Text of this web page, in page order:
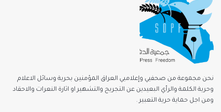
نحن مجموعة من صحفيي وإعلاميي العراق المؤمنين بحرية وسائل الاعلام
وحرية الكلمة والرأي البعيدين عن التجريح والتشهير او اثارة النعرات والاحقاد
ومن اجل حماية حرية التعبير .